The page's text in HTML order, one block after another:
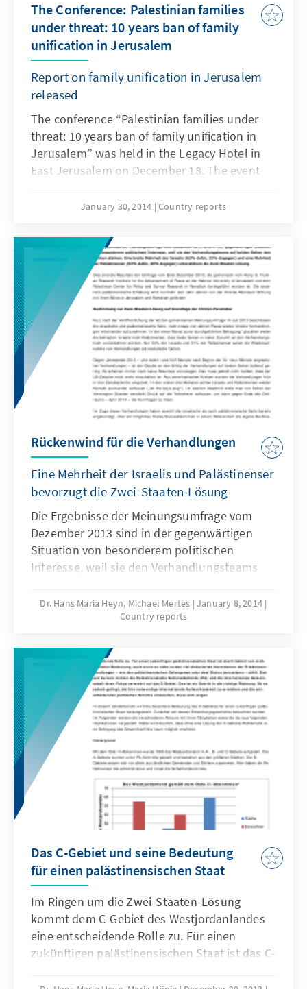
The Conference: Palestinian families
under threat: 10 years ban of family
unification in Jerusalem
Report on family unification in Jerusalem
released
The conference “Palestinian families under
threat: 10 years ban of family unification in
Jerusalem” was held in the Legacy Hotel in
East Jerusalem on December 18. The event
organisation Society of St. Yves in
foundation in Ramallah and Beirut. The
results were summarized in a report and
recently published.
January 30, 2014 Country reports
Rückenwind für die Verhandlungen
Eine Mehrheit der Israelis und Palästinenser
bevorzugt die Zwei-Staaten-Lösung
Die Ergebnisse der Meinungsumfrage vom
Dezember 2013 sind in der gegenwärtigen
Situation von besonderem politischen
Interesse, weil sie den Verhandlungsteams
breite Mehrheit der Israelis (63% dafür, 32%
dagegen) und eine Mehrheit der Palästinenser
Zwei-Staaten-Lösung.
Dr. Hans Maria Heyn, Michael Mertes January 8, 2014
Country reports
Das C-Gebiet und seine Bedeutung
für einen palästinensischen Staat
Im Ringen um die Zwei-Staaten-Lösung
kommt dem C-Gebiet des Westjordanlandes
eine entscheidende Rolle zu. Für einen
zukünftigen palästinensischen Staat ist das C-